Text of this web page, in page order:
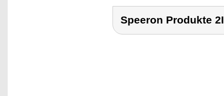
Speeron Produkte